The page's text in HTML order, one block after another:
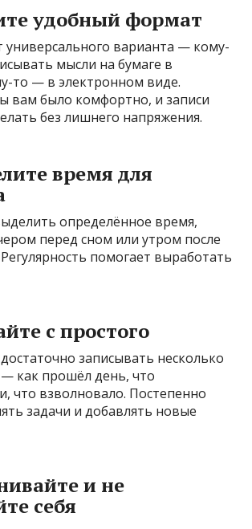
удобный формат
универсального варианта — кому-
мысли на бумаге в
то — в электронном виде.
вам было комфортно, и записи
без лишнего напряжения.
время для
определённое время,
перед сном или утром после
помогает выработать
с простого
записывать несколько
как прошёл день, что
что взволновало. Постепенно
задачи и добавлять новые
и не
себя